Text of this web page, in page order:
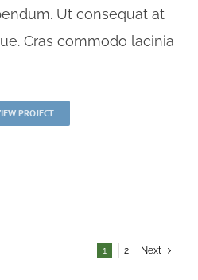
Ut consequat at
Cras commodo lacinia
PROJECT
1 2 Next